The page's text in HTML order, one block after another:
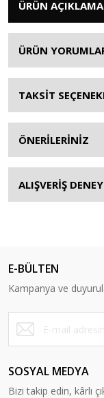
ÜRÜN
ÜRÜN
TAKSİT
ÖNERİLERİNİZ
ALIŞVERİŞ
E-BÜLTEN
Kampanya ve
SOSYAL MEDYA
Bizi takip edin, kârlı